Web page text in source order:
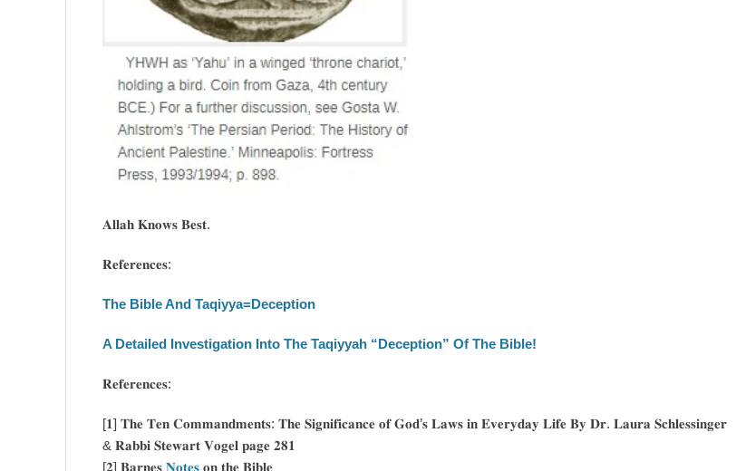
𝐀𝐥𝐥𝐚𝐡 𝐊𝐧𝐨𝐰𝐬 𝐁𝐞𝐬𝐭.
𝐑𝐞𝐟𝐞𝐫𝐞𝐧𝐜𝐞𝐬:
The Bible And Taqiyya=Deception
A Detailed Investigation Into The Taqiyyah “Deception” Of The Bible!
𝐑𝐞𝐟𝐞𝐫𝐞𝐧𝐜𝐞𝐬:
[𝟏] 𝐓𝐡𝐞 𝐓𝐞𝐧 𝐂𝐨𝐦𝐦𝐚𝐧𝐝𝐦𝐞𝐧𝐭𝐬: 𝐓𝐡𝐞 𝐒𝐢𝐠𝐧𝐢𝐟𝐢𝐜𝐚𝐧𝐜𝐞 𝐨𝐟 𝐆𝐨𝐝’𝐬 𝐋𝐚𝐰𝐬 𝐢𝐧 𝐄𝐯𝐞𝐫𝐲𝐝𝐚𝐲 𝐋𝐢𝐟𝐞 𝐁𝐲 𝐃𝐫. 𝐋𝐚𝐮𝐫𝐚 𝐒𝐜𝐡𝐥𝐞𝐬𝐬𝐢𝐧𝐠𝐞𝐫
& 𝐑𝐚𝐛𝐛𝐢 𝐒𝐭𝐞𝐰𝐚𝐫𝐭 𝐕𝐨𝐠𝐞𝐥 𝐩𝐚𝐠𝐞 𝟐𝟖𝟏
[𝟐] 𝐁𝐚𝐫𝐧𝐞𝐬 𝐍𝐨𝐭𝐞𝐬 𝐨𝐧 𝐭𝐡𝐞 𝐁𝐢𝐛𝐥𝐞